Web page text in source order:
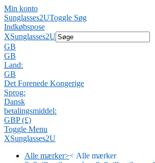
Min konto
Sunglasses2UToggle Søg
Indkøbspose
XSunglasses2U
GB
GB
Land:
GB
Det Forenede Kongerige
Sprog:
Dansk
betalingsmiddel:
GBP (£)
Toggle Menu
XSunglasses2U
Alle mærker>< Alle mærker